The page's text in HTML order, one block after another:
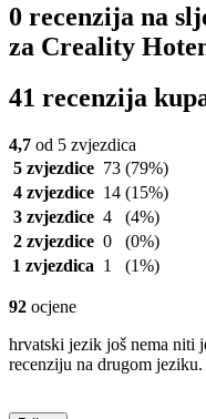
0 recenzija na
za Creality
41 recenzija
4,7 od 5 zvjezdica
5 zvjezdice 73 (79%)
4 zvjezdice 14 (15%)
3 zvjezdice 4
(4%)
2 zvjezdice 0
(0%)
1 zvjezdica 1 (1%)
92 ocjene
hrvatski jezik još nema niti
recenziju na drugom jeziku.